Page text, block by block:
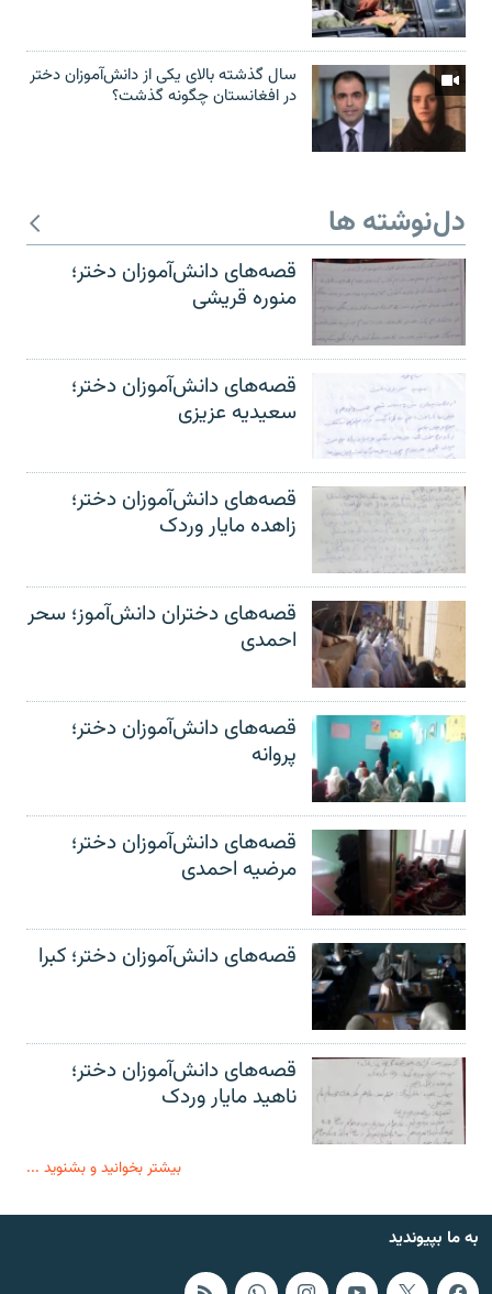
سال گذشته بالای یکی از دانش‌آموزان دختر
در افغانستان چگونه گذشت؟
دل‌نوشته ها
قصه‌های دانش‌آموزان دختر؛
منوره قریشی
قصه‌های دانش‌آموزان دختر؛
سعیدیه عزیزی
قصه‌های دانش‌آموزان دختر؛
زاهده مایار وردک
قصه‌های دختران دانش‌آموز؛ سحر
احمدی
قصه‌های دانش‌آموزان دختر؛
پروانه
قصه‌های دانش‌آموزان دختر؛
مرضیه احمدی
قصه‌های دانش‌آموزان دختر؛ کبرا
قصه‌های دانش‌آموزان دختر؛
ناهید مایار وردک
بیشتر بخوانید و بشنوید ...
به ما بپیوندید